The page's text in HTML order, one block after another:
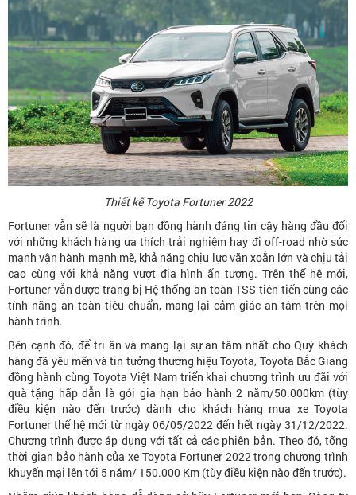
Thiết kế Toyota Fortuner 2022
Fortuner vẫn sẽ là người bạn đồng hành đáng tin cậy hàng đầu đối
với những khách hàng ưa thích trải nghiệm hay đi off-road nhờ sức
mạnh vận hành mạnh mẽ, khả năng chịu lực vặn xoắn lớn và chịu tải
cao cùng với khả năng vượt địa hình ấn tượng. Trên thế hệ mới,
Fortuner vẫn được trang bị Hệ thống an toàn TSS tiên tiến cùng các
tính năng an toàn tiêu chuẩn, mang lại cảm giác an tâm trên mọi
hành trình.
Bên cạnh đó, để tri ân và mang lại sự an tâm nhất cho Quý khách
hàng đã yêu mến và tin tưởng thương hiệu Toyota, Toyota Bắc Giang
đồng hành cùng Toyota Việt Nam triển khai chương trình ưu đãi với
quà tặng hấp dẫn là gói gia hạn bảo hành 2 năm/50.000km (tùy
điều kiện nào đến trước) dành cho khách hàng mua xe Toyota
Fortuner thế hệ mới từ ngày 06/05/2022 đến hết ngày 31/12/2022.
Chương trình được áp dụng với tất cả các phiên bản. Theo đó, tổng
thời gian bảo hành của xe Toyota Fortuner 2022 trong chương trình
khuyến mại lên tới 5 năm/ 150.000 Km (tùy điều kiện nào đến trước).